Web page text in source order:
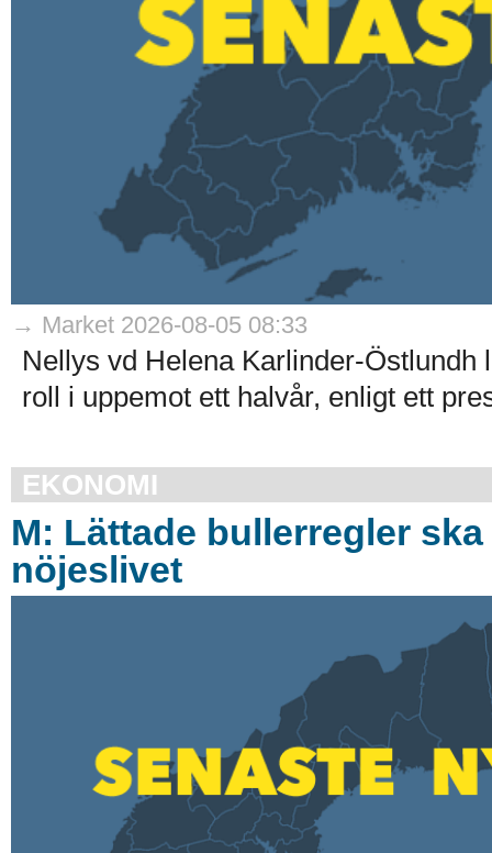
→ Market 2026-08-05 08:33
Nellys vd Helena Karlinder-
roll i uppemot ett halvår, enligt ett
EKONOMI
M: Lättade bullerregler
nöjeslivet